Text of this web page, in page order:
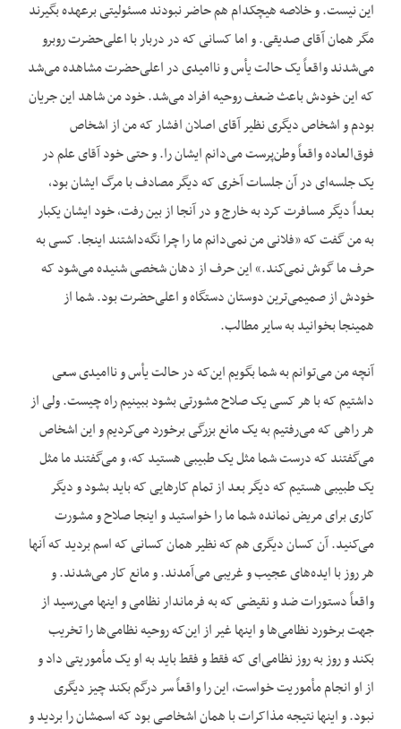
این نیست. و خلاصه هیچکدام هم حاضر نبودند مسئولیتی برعهده بگیرند
مگر همان آقای صدیقی. و اما کسانی که در دربار با اعلی‌حضرت روبرو
می‌شدند واقعاً یک حالت یأس و ناامیدی در اعلی‌حضرت مشاهده می‌شد
که این خودش باعث ضعف روحیه افراد می‌شد. خود من شاهد این جریان
بودم و اشخاص دیگری نظیر آقای اصلان افشار که من از اشخاص
فوق‌العاده واقعاً وطن‌پرست می‌دانم ایشان را. و حتی خود آقای علم در
یک جلسه‌ای در آن جلسات آخری که دیگر مصادف با مرگ ایشان بود،
بعداً دیگر مسافرت کرد به خارج و در آنجا از بین رفت، خود ایشان یکبار
به من گفت که «فلانی من نمی‌دانم ما را چرا نگه‌داشتند اینجا. کسی به
حرف ما گوش نمی‌کند.» این حرف از دهان شخصی شنیده می‌شود که
خودش از صمیمی‌ترین دوستان دستگاه و اعلی‌حضرت بود. شما از
همینجا بخوانید به سایر مطالب.
آنچه من می‌توانم به شما بگویم این‌که در حالت یأس و ناامیدی سعی
داشتیم که با هر کسی یک صلاح مشورتی بشود ببینیم راه چیست. ولی از
هر راهی که می‌رفتیم به یک مانع بزرگی برخورد می‌کردیم و این اشخاص
می‌گفتند که درست شما مثل یک طبیبی هستید که، و می‌گفتند ما مثل
یک طبیبی هستیم که دیگر بعد از تمام کار‌هایی که باید بشود و دیگر
کاری برای مریض نمانده شما ما را خواستید و اینجا صلاح و مشورت
می‌کنید. آن کسان دیگری هم که نظیر همان کسانی که اسم بردید که آنها
هر روز با ایده‌‌های عجیب و غریبی می‌آمدند. و مانع کار می‌شدند. و
واقعاً دستورات ضد و نقیضی که به فرماندار نظامی و اینها می‌رسید از
جهت برخورد نظامی‌ها و اینها غیر از این‌که روحیه نظامی‌ها را تخریب
بکند و روز به روز نظامی‌ای که فقط و فقط باید به او یک مأموریتی داد و
از او انجام مأموریت خواست، این را واقعاً سر درگم بکند چیز دیگری
نبود. و اینها نتیجه مذاکرات با همان اشخاصی بود که اسمشان را بردید و